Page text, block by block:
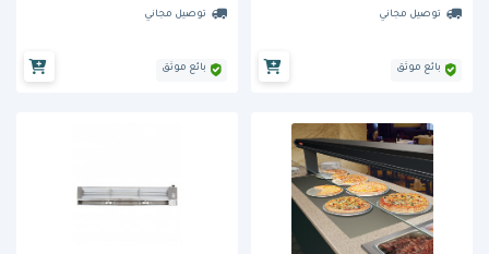
توصيل مجاني
بائع موثق
توصيل مجاني
بائع موثق